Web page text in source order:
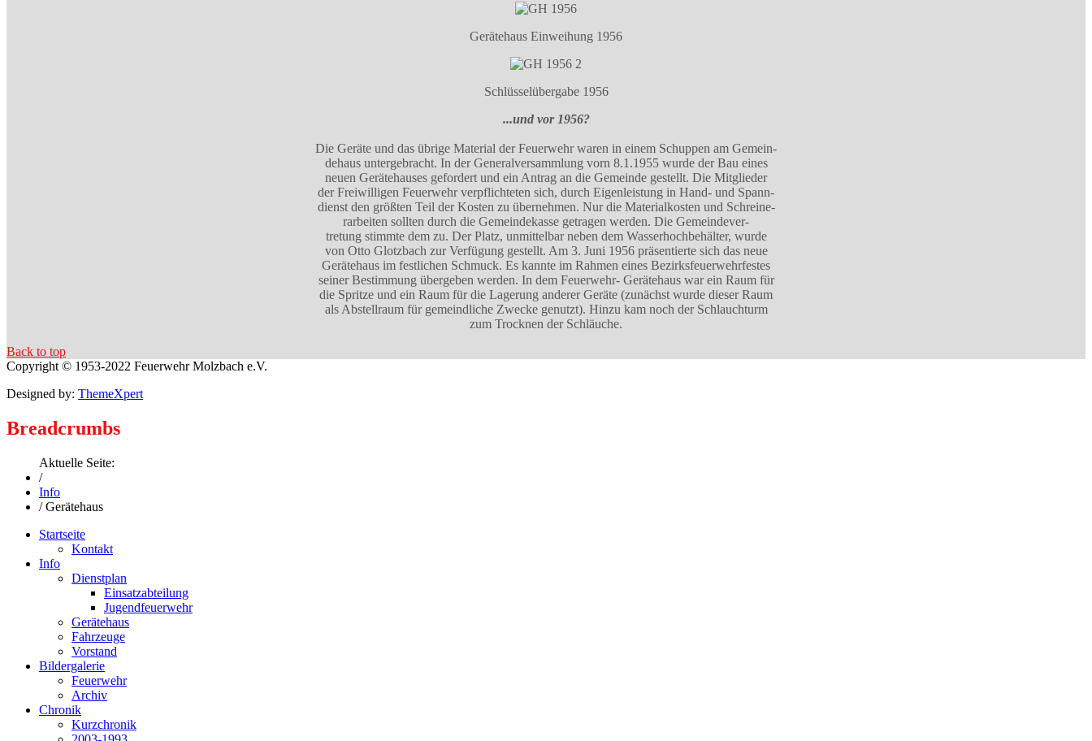
Gerätehaus Einweihung 1956
Schlüsselübergabe 1956
...und vor 1956?
Die Geräte und das übrige Material der Feuerwehr waren in einem Schuppen am Gemein-
dehaus untergebracht. In der Generalversammlung vorn 8.1.1955 wurde der Bau eines
neuen Gerätehauses gefordert und ein Antrag an die Gemeinde gestellt. Die Mitglieder
der Freiwilligen Feuerwehr verpflichteten sich, durch Eigenleistung in Hand- und Spann-
dienst den größten Teil der Kosten zu übernehmen. Nur die Materialkosten und Schreine-
rarbeiten sollten durch die Gemeindekasse getragen werden. Die Gemeindever-
tretung stimmte dem zu. Der Platz, unmittelbar neben dem Wasserhochbehälter, wurde
von Otto Glotzbach zur Verfügung gestellt. Am 3. Juni 1956 präsentierte sich das neue
Gerätehaus im festlichen Schmuck. Es kannte im Rahmen eines Bezirksfeuerwehrfestes
seiner Bestimmung übergeben werden. In dem Feuerwehr- Gerätehaus war ein Raum für
die Spritze und ein Raum für die Lagerung anderer Geräte (zunächst wurde dieser Raum
als Abstellraum für gemeindliche Zwecke genutzt). Hinzu kam noch der Schlauchturm
zum Trocknen der Schläuche.
Back to top
Copyright © 1953-2022 Feuerwehr Molzbach e.V.
Designed by: ThemeXpert
Breadcrumbs
Aktuelle Seite:
/
Info
/ Gerätehaus
Startseite
Kontakt
Info
Dienstplan
Einsatzabteilung
Jugendfeuerwehr
Gerätehaus
Fahrzeuge
Vorstand
Bildergalerie
Feuerwehr
Archiv
Chronik
Kurzchronik